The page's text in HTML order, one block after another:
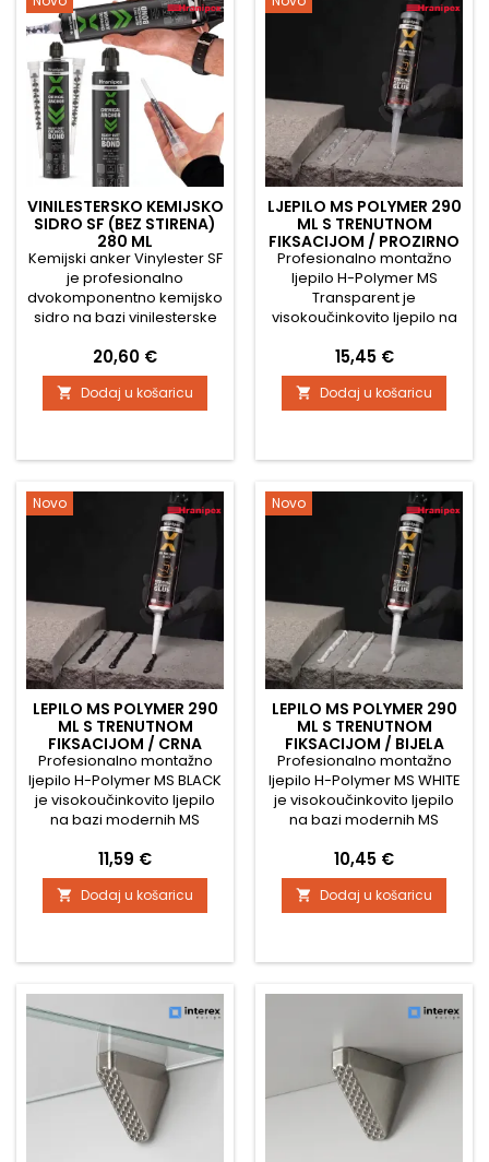
spoj, koji je diskretan i
estetski....
Pogodno je...
VINILESTERSKO KEMIJSKO
SIDRO SF (BEZ STIRENA)
280 ML
Kemijski anker Vinylester SF
je profesionalno
dvokomponentno kemijsko
sidro na bazi vinilesterske
namijenjeno za visoko
opterećeno sidrenje u
beton, zidove i šuplje
materijale. Zahvaljujući
brzom stvrdnjavanju i
sila, idealan je izbor za
profesionalne građevinske,
montažne i...
Cijena
20,60 €
 Dodaj u košaricu
LJEPILO MS POLYMER 290
ML S TRENUTNOM
FIKSACIJOM / PROZIRNO
Profesionalno montažno
ljepilo H-Polymer MS
Transparent je
visokoučinkovito ljepilo na
polimera, namijenjeno za
lijepljenje teških materijala
bez potrebe za
potpornjima, stezaljkama ili
učvršćivanjem. Zahvaljujući
prionjivosti do 500 kg/m²
omogućuje trenutačnu
fiksaciju lijepljenih
elemenata i značajno...
Cijena
15,45 €
 Dodaj u košaricu
Novo
LEPILO MS POLYMER 290
ML S TRENUTNOM
FIKSACIJOM / CRNA
Profesionalno montažno
ljepilo H-Polymer MS BLACK
je visokoučinkovito ljepilo
na bazi modernih MS
lijepljenje teških materijala
bez potrebe za
potpornjima, stezaljkama ili
mehaničkim
iznimno visokoj početnoj
omogućuje trenutačnu
fiksaciju lijepljenih
elemenata i znatno
ubrzava...
Cijena
11,59 €
 Dodaj u košaricu
Novo
LEPILO MS POLYMER 290
ML S TRENUTNOM
FIKSACIJOM / BIJELA
Profesionalno montažno
ljepilo H-Polymer MS WHITE
je visokoučinkovito ljepilo
na bazi modernih MS
lijepljenje teških materijala
bez potrebe za
potpornjima, stezaljkama ili
mehaničkim
iznimno visokoj početnoj
omogućuje trenutačnu
fiksaciju lijepljenih
ubrzava...
Cijena
10,45 €
 Dodaj u košaricu